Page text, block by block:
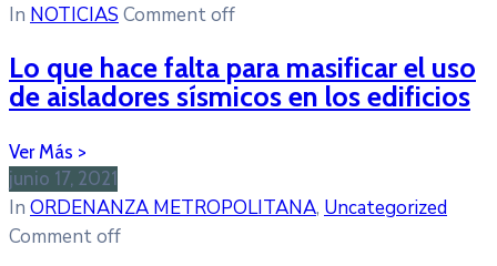
In NOTICIAS Comment off
Lo que hace falta para masificar el uso
de aisladores sísmicos en los edificios
junio 17, 2021
In ORDENANZA METROPOLITANA‚ Uncategorized
Comment off